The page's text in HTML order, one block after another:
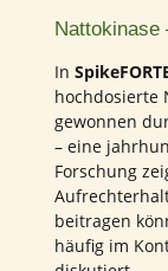
Nattokinase
In
hochdosierte
gewonnen
– eine
Forschung
beitragen
häufig im